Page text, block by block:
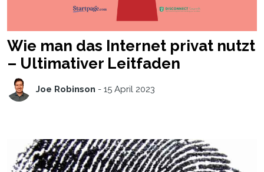
Wie man das Internet privat nutzt
– Ultimativer Leitfaden
Joe Robinson - 15 April 2023